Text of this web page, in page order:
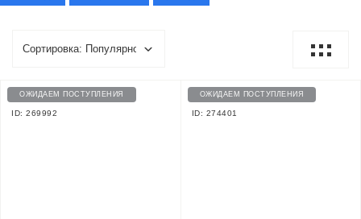
ОЖИДАЕМ ПОСТУПЛЕНИЯ
ID: 269992
ОЖИДАЕМ ПОСТУПЛЕНИЯ
ID: 274401